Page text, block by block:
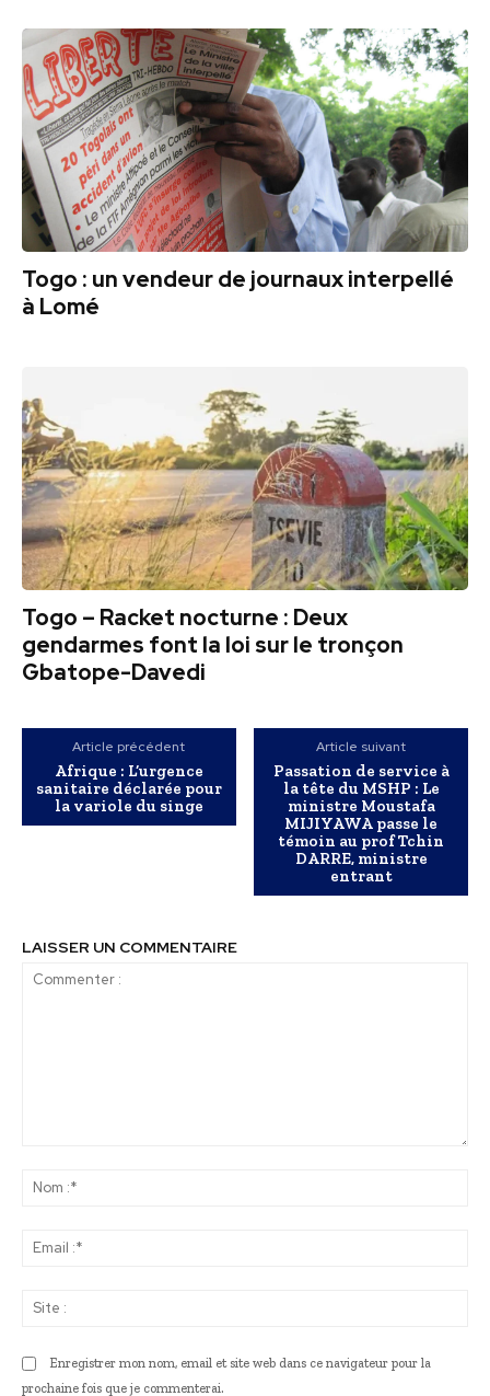
Togo : un vendeur de journaux interpellé
à Lomé
Togo – Racket nocturne : Deux
gendarmes font la loi sur le tronçon
Gbatope-Davedi
Article précédent
Afrique : L’urgence
sanitaire déclarée pour
la variole du singe
Article suivant
Passation de service à
la tête du MSHP : Le
ministre Moustafa
MIJIYAWA passe le
témoin au prof Tchin
DARRE, ministre
entrant
LAISSER UN COMMENTAIRE
Enregistrer mon nom, email et site web dans ce navigateur pour la
prochaine fois que je commenterai.